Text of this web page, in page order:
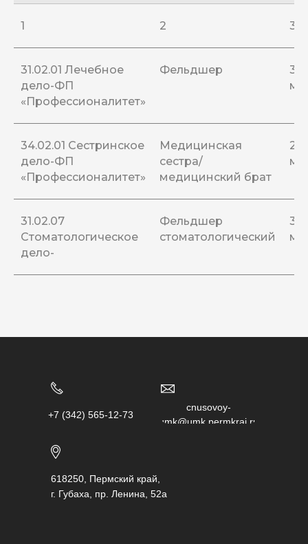
1 2 3
31.02.01 Лечебное
дело-ФП
«Профессионалитет»
Фельдшер
3
34.02.01 Сестринское
дело-ФП
«Профессионалитет»
Медицинская
сестра/
медицинский брат
2
31.02.07
Стоматологическое
дело-
Фельдшер
стоматологический
3
+7 (342) 565-12-73
chusovoy-
umk@umk.permkrai.ru
618250, Пермский край,
г. Губаха, пр. Ленина, 52а